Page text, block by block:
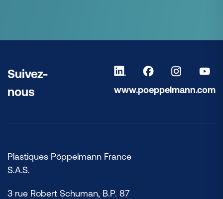
Suivez-
nous
www.poeppelmann.com
Plastiques Pöppelmann France
S.A.S.
3 rue Robert Schuman, B.P. 87